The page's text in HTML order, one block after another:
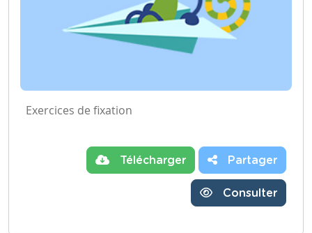
Exercices de fixation
Télécharger Partager
Consulter